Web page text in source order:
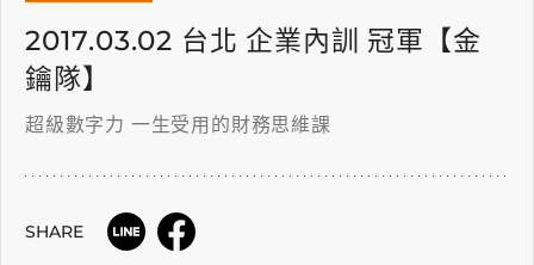
2017.03.02 台北 企業內訓 冠軍【金
鑰隊】
超級數字力 一生受用的財務思維課
SHARE